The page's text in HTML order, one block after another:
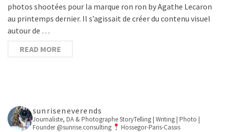
photos shootées pour la marque ron ron by Agathe Lecaron
au printemps dernier. Il s’agissait de créer du contenu visuel
autour de …
READ MORE
sunriseneverends
Journaliste, DA & PhotographeStoryTelling | Writing | Photo |
Founder @sunrise.consulting
Hossegor-Paris-Cassis